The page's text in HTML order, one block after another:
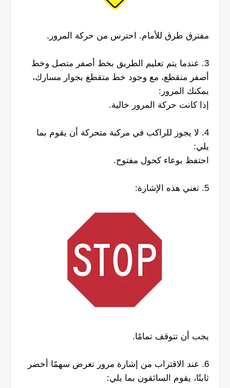
مفترق طرق للأمام. احترس من حركة المرور.
3. عندما يتم تعليم الطريق بخط أصفر متصل وخط
أصفر متقطع، مع وجود خط متقطع بجوار مسارك،
يمكنك المرور:
إذا كانت حركة المرور خالية.
4. لا يجوز للراكب في مركبة متحركة أن يقوم بما
يلي:
احتفظ بوعاء كحول مفتوح.
5. تعني هذه الإشارة:
يجب أن تتوقف تمامًا.
6. عند الاقتراب من إشارة مرور تعرض سهمًا أخضر
ثابتًا، يقوم السائقون بما يلي: